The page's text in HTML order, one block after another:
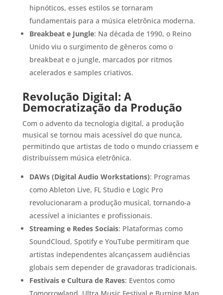
hipnóticos, esses estilos se tornaram
fundamentais para a música eletrônica moderna.
Breakbeat e Jungle: Na década de 1990, o Reino
Unido viu o surgimento de gêneros como o
breakbeat e o jungle, marcados por ritmos
acelerados e samples criativos.
Revolução Digital: A
Democratização da Produção
Com o advento da tecnologia digital, a produção
musical se tornou mais acessível do que nunca,
permitindo que artistas de todo o mundo criassem e
distribuíssem música eletrônica.
DAWs (Digital Audio Workstations): Programas
como Ableton Live, FL Studio e Logic Pro
revolucionaram a produção musical, tornando-a
acessível a iniciantes e profissionais.
Streaming e Redes Sociais: Plataformas como
SoundCloud, Spotify e YouTube permitiram que
artistas independentes alcançassem audiências
globais sem depender de gravadoras tradicionais.
Festivais e Cultura de Raves: Eventos como